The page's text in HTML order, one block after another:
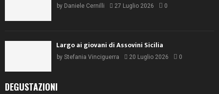
by Daniele Cernilli 27 Luglio 2026 0
Largo ai giovani di Assovini Sicilia
by Stefania Vinciguerra 20 Luglio 2026 0
DEGUSTAZIONI